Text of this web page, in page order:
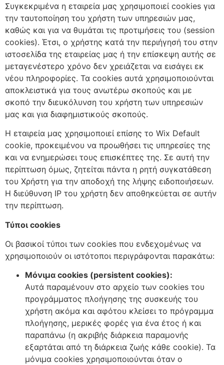
Συγκεκριμένα η εταιρεία μας χρησιμοποιεί cookies για
την ταυτοποίηση του χρήστη των υπηρεσιών μας,
καθώς και για να θυμάται τις προτιμήσεις του (session
cookies). Έτσι, ο χρήστης κατά την περιήγησή του στην
ιστοσελίδα της εταιρείας μας ή την επίσκεψη αυτής σε
μεταγενέστερο χρόνο δεν χρειάζεται να εισάγει εκ
νέου πληροφορίες. Τα cookies αυτά χρησιμοποιούνται
αποκλειστικά για τους ανωτέρω σκοπούς και με
σκοπό την διευκόλυνση του xρήστη των υπηρεσιών
μας και για διαφημιστικούς σκοπούς.
Η εταιρεία μας χρησιμοποιεί επίσης το Wix Default
cookie, προκειμένου να προωθήσει τις υπηρεσίες της
και να ενημερώσει τους επισκέπτες της. Σε αυτή την
περίπτωση όμως, ζητείται πάντα η ρητή συγκατάθεση
του Χρήστη για την αποδοχή της λήψης ειδοποιήσεων.
Η διεύθυνση IP του χρήστη δεν αποθηκεύεται σε αυτήν
την περίπτωση.
Τύποι cookies
Οι βασικοί τύποι των cookies που ενδεχομένως να
χρησιμοποιούν οι ιστότοποι περιγράφονται παρακάτω:
Μόνιμα cookies (persistent cookies):
Αυτά παραμένουν στο αρχείο των cookies του
προγράμματος πλοήγησης της συσκευής του
χρήστη ακόμα και αφότου κλείσει το πρόγραμμα
πλοήγησης, μερικές φορές για ένα έτος ή και
παραπάνω (η ακριβής διάρκεια παραμονής
εξαρτάται από τη διάρκεια ζωής κάθε cookie). Τα
μόνιμα cookies χρησιμοποιούνται όταν ο